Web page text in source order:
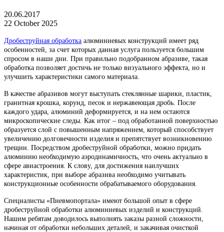
20.06.2017
22 October 2025
Дробеструйная обработка алюминиевых конструкций имеет ряд
особенностей, за счет которых данная услуга пользуется большим
спросом в наши дни. При правильно подобранном абразиве, такая
обработка позволяет достичь не только визуального эффекта, но и
улучшить характеристики самого материала.
В качестве абразивов могут выступать стеклянные шарики, пластик,
гранитная крошка, корунд, песок и нержавеющая дробь. После
каждого удара, алюминий деформируется, и на нем остаются
микроскопические следы. Как итог – под обработанной поверхностью
образуется слой с повышенным напряжением, который способствует
увеличению долговечности изделия и препятствует возникновению
трещин. Посредством дробеструйной обработки, можно придать
алюминию необходимую аэродинамичность, что очень актуально в
сфере авиастроения. К слову, для достижения наилучших
характеристик, при выборе абразива необходимо учитывать
конструкционные особенности обрабатываемого оборудования.
Специалисты «Пневмопортала» имеют большой опыт в сфере
дробеструйной обработки алюминиевых изделий и конструкций.
Нашим ребятам доводилось выполнять заказы разной сложности,
начиная от обработки небольших деталей, и закачивая очисткой